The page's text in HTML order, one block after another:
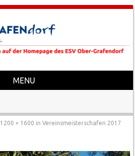
MENU
1200 × 1600 inVereinsmeisterschafen 2017